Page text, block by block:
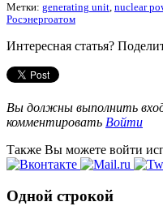
Метки: generating unit, nuclear
Росэнергоатом
Интересная статья?
Вы должны выполнить
комментировать Войти
Также Вы можете войти
Одной строкой